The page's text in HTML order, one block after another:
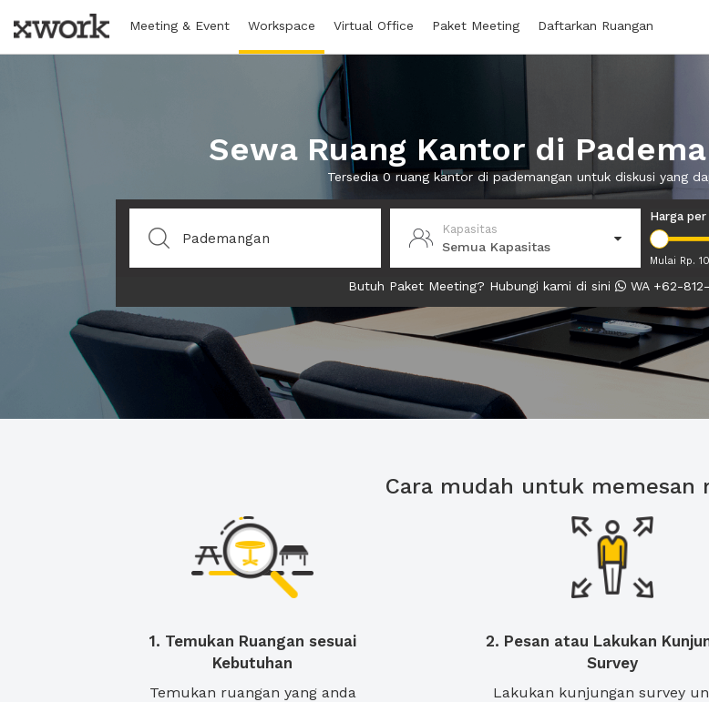
Meeting & Event Workspace Virtual Office Paket Meeting Daftarkan Ruangan
Sewa Ruang Kantor di
Tersedia 0 ruang kantor di pademangan untuk diskusi yang
Kapasitas
Semua Kapasitas
Harga
Mulai Rp.
Butuh Paket Meeting? Hubungi kami di sini WA +62-
Cara mudah untuk memesan
1. Temukan Ruangan sesuai
Kebutuhan
Temukan ruangan yang anda
2. Pesan atau Lakukan
Survey
Lakukan kunjungan survey